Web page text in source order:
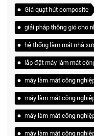
Giá quạt hút composite
giải pháp thông gió cho
hệ thống làm mát nhà
lắp đặt máy làm mát
máy làm mát công
máy làm mát công
máy làm mát công
máy làm mát công